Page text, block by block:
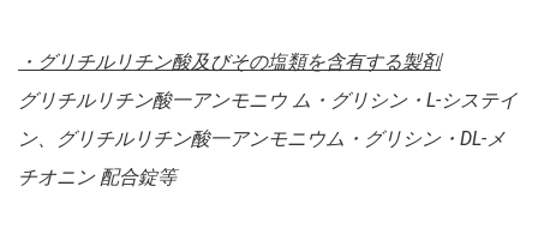
・グリチルリチン酸及びその塩類を含有する製剤
グリチルリチン酸一アンモニウ ム・グリシン・L-システイ
ン、グリチルリチン酸一アンモニウム・グリシン・DL-メ
チオニン 配合錠等